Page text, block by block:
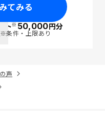
てみる
ト※50,000円分
※条件・上限あり
声